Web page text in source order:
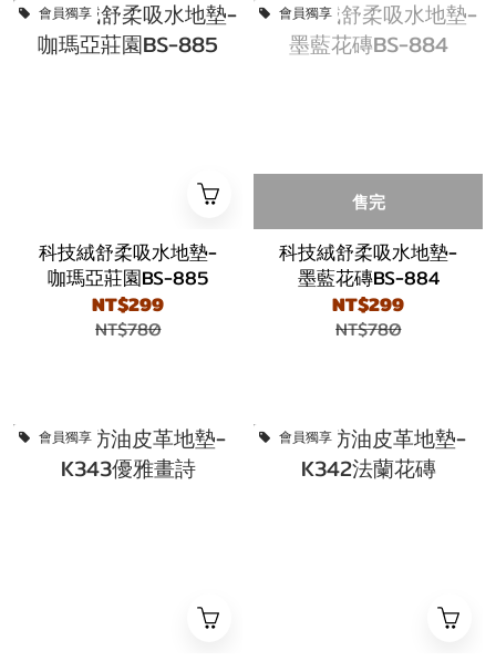
會員獨享
科技絨舒柔吸水地墊-
咖瑪亞莊園BS-885
NT$299
NT$780
會員獨享
售完
科技絨舒柔吸水地墊-
墨藍花磚BS-884
NT$299
NT$780
會員獨享 會員獨享